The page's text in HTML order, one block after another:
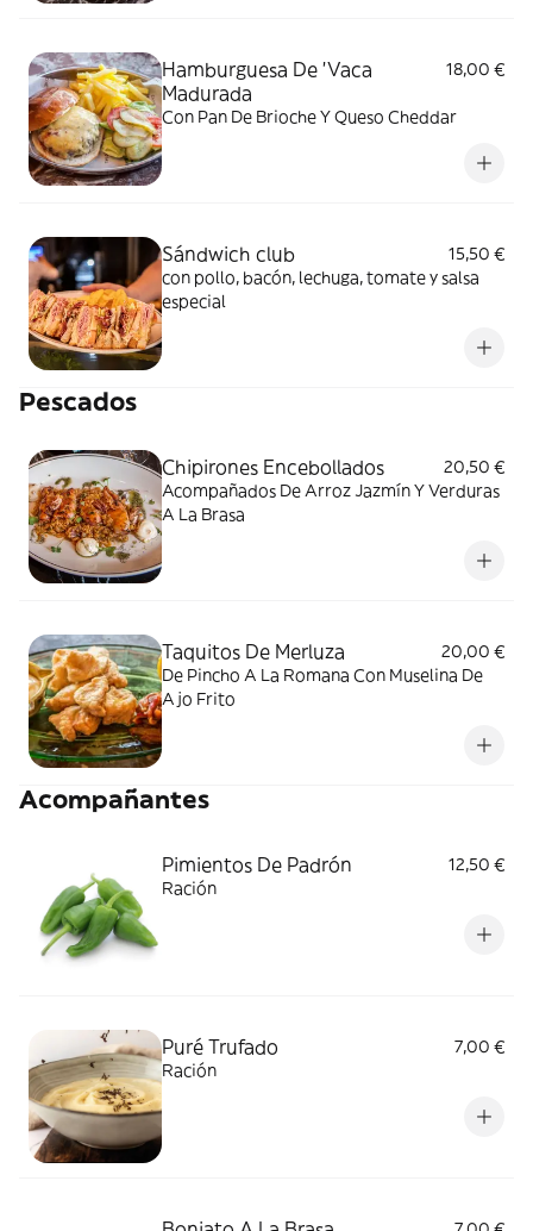
Hamburguesa De 'Vaca
Madurada
18,00 €
Con Pan De Brioche Y Queso Cheddar
Sándwich club
15,50 €
con pollo, bacón, lechuga, tomate y salsa
especial
Pescados
Chipirones Encebollados
20,50 €
Acompañados De Arroz Jazmín Y Verduras
A La Brasa
Taquitos De Merluza
20,00 €
De Pincho A La Romana Con Muselina De
Ajo Frito
Acompañantes
Pimientos De Padrón
12,50 €
Ración
Puré Trufado
7,00 €
Ración